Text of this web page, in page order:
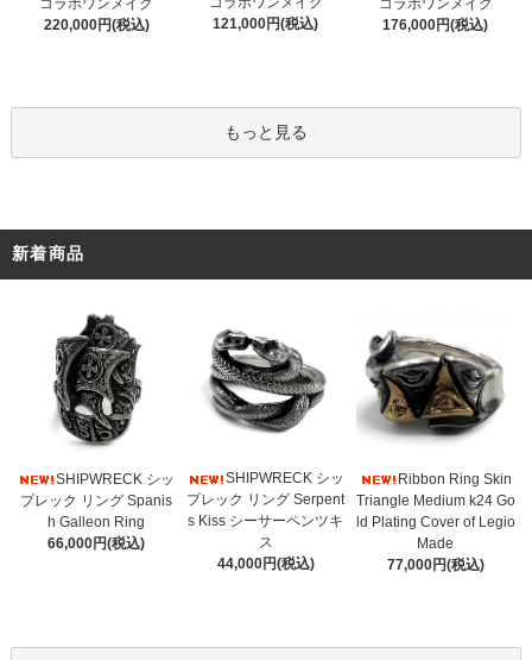
コラボワンメイク
220,000円(税込)
121,000円(税込)
コラボワンメイク
176,000円(税込)
もっと見る
新着商品
SHIPWRECK シッ
プレック リング Spanis
h Galleon Ring
66,000円(税込)
SHIPWRECK シッ
プレック リング Serpent
s Kiss シーサーペンツキ
ス
44,000円(税込)
Ribbon Ring Skin
Triangle Medium k24 Go
ld Plating Cover of Legio
Made
77,000円(税込)